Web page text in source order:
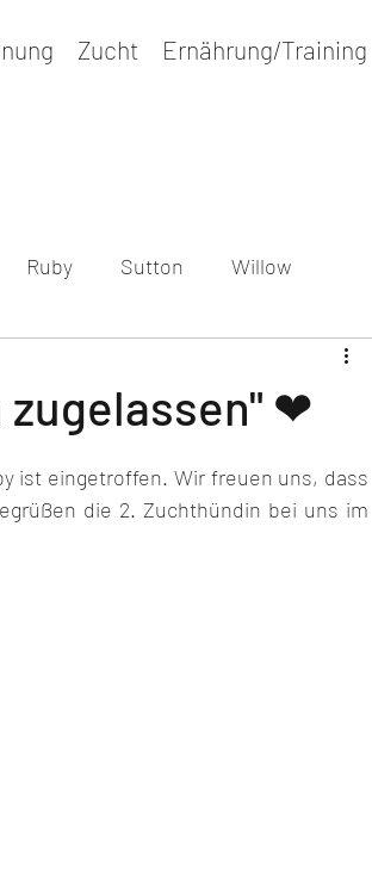
Zucht Ernährung/Training
Ruby Sutton Willow
Wesenstest
❤
ist eingetroffen. Wir freuen uns, dass
die 2. Zuchthündin bei uns im